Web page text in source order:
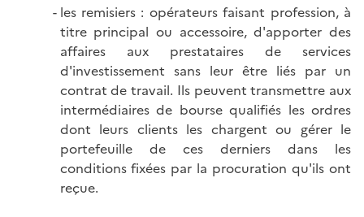
les remisiers : opérateurs faisant profession, à
titre principal ou accessoire, d'apporter des
affaires aux prestataires de services
d'investissement sans leur être liés par un
contrat de travail. Ils peuvent transmettre aux
intermédiaires de bourse qualifiés les ordres
dont leurs clients les chargent ou gérer le
portefeuille de ces derniers dans les
conditions fixées par la procuration qu'ils ont
reçue.